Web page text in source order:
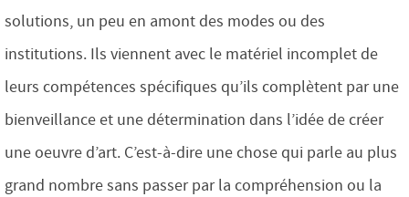
solutions, un peu en amont des modes ou des
institutions. Ils viennent avec le matériel incomplet de
leurs compétences spécifiques qu’ils complètent par une
bienveillance et une détermination dans l’idée de créer
une oeuvre d’art. C’est-à-dire une chose qui parle au plus
grand nombre sans passer par la compréhension ou la